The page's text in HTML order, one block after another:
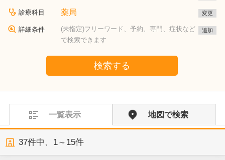
診療科目 薬局 変更
詳細条件
(未指定)フリーワード、予約、専門、症状など
で検索できます
追加
検索する
一覧表示 地図で検索
37件中、 1～15件